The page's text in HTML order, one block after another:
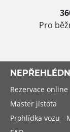
Pro
Rezervace online
Master jistota
Prohlídka vozu -